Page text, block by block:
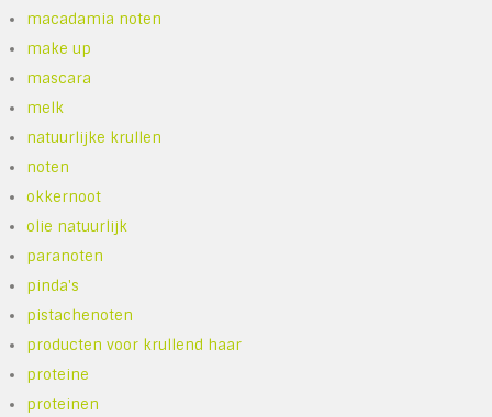
macadamia noten
make up
mascara
melk
natuurlijke krullen
noten
okkernoot
olie natuurlijk
paranoten
pinda's
pistachenoten
producten voor krullend haar
proteine
proteinen